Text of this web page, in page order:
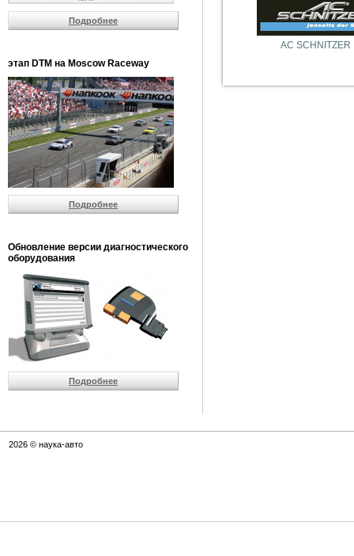
Подробнее
этап DTM на Moscow Raceway
Подробнее
Обновление версии диагностического
оборудования
Подробнее
AC SCHNITZER
2026 © наука-авто